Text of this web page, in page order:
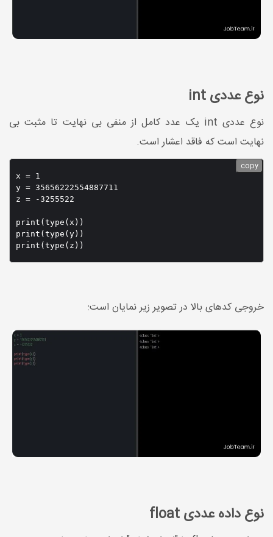
نوع عددی int
نوع عددی int یک عدد کامل از منفی بی نهایت تا مثبت بی
نهایت است که فاقد اعشار است.
x = 1
y = 35656222554887711
z = -3255522
print(type(x))
print(type(y))
copy
خروجی کدهای بالا در تصویر زیر نمایان است:
نوع داده عددی float